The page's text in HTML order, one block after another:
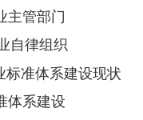
主管部门
自律组织
标准体系建设现状
体系建设